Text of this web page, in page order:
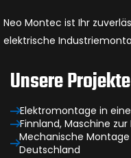
Neo Montec ist Ihr
elektrische
Unsere Projekte
Elektromontage in
Finnland, Maschine
Mechanische
Deutschland